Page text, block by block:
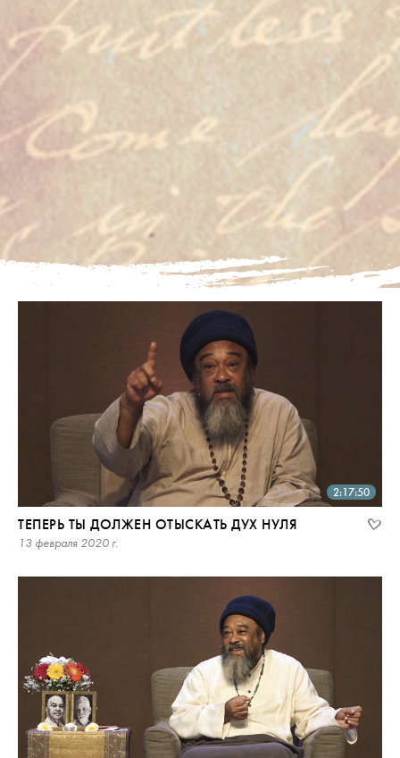
2:17:50
ТЕПЕРЬ ТЫ ДОЛЖЕН ОТЫСКАТЬ ДУХ НУЛЯ
13 февраля 2020 г.